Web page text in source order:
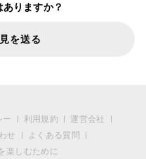
りますか？
を送る
ー 利用規約
運営会社
せ
よくある質問
楽しむために